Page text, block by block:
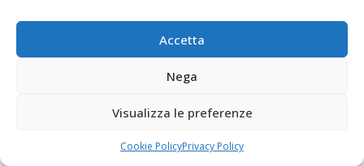
Accetta
Nega
Visualizza le preferenze
Cookie PolicyPrivacy Policy